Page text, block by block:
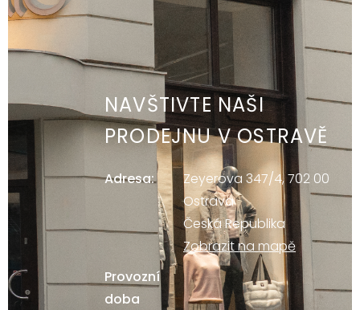
NAVŠTIVTE NAŠI
PRODEJNU V OSTRAVĚ
Adresa:
Zeyerova 347/4, 702 00
Ostrava
Česká Republika
Zobrazit na mapě
Provozní
doba